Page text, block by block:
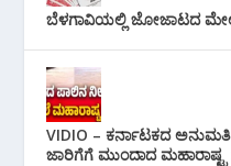
ಬೆಳಗಾವಿಯಲ್ಲಿ ಜೋಜಾಟದ
VIDIO – ಕರ್ನಾಟಕದ
ಜಾರಿಗೆಗೆ ಮುಂದಾದ ಮಹಾರಾಷ್ಟ್ರ